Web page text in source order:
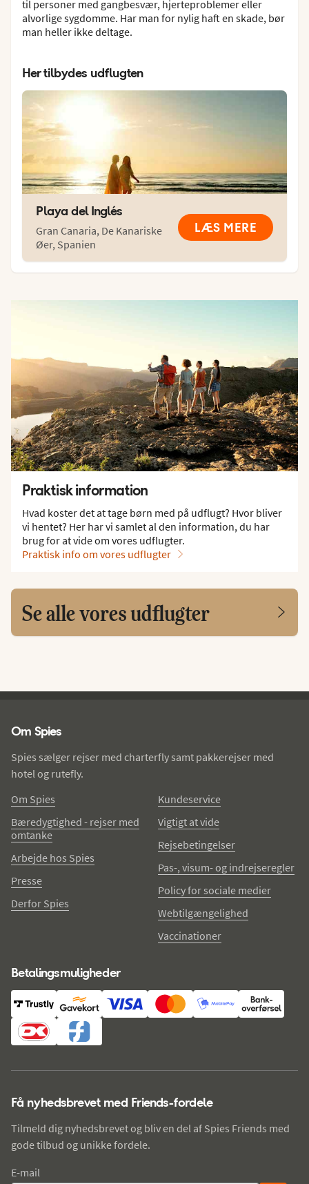
til personer med gangbesvær, hjerteproblemer eller
alvorlige sygdomme. Har man for nylig haft en skade, bør
man heller ikke deltage.
Her tilbydes udflugten
Playa del Inglés
Gran Canaria, De Kanariske
Øer, Spanien
LÆS MERE
Praktisk information
Hvad koster det at tage børn med på udflugt? Hvor bliver
vi hentet? Her har vi samlet al den information, du har
brug for at vide om vores udflugter.
Praktisk info om vores udflugter
Se alle vores udflugter
Om Spies
Spies sælger rejser med charterfly samt pakkerejser med
hotel og rutefly.
Om Spies
Bæredygtighed - rejser med
omtanke
Arbejde hos Spies
Presse
Derfor Spies
Kundeservice
Vigtigt at vide
Rejsebetingelser
Pas-, visum- og indrejseregler
Policy for sociale medier
Webtilgængelighed
Vaccinationer
Betalingsmuligheder
Få nyhedsbrevet med Friends-fordele
Tilmeld dig nyhedsbrevet og bliv en del af Spies Friends med
gode tilbud og unikke fordele.
E-mail